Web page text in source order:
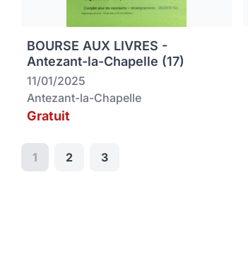
BOURSE AUX LIVRES -
Antezant-la-Chapelle (17)
11/01/2025
Antezant-la-Chapelle
Gratuit
1 2 3